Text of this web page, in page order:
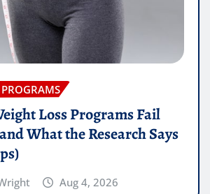
Loss Programs Fail
What the Research Says
Aug 4, 2026